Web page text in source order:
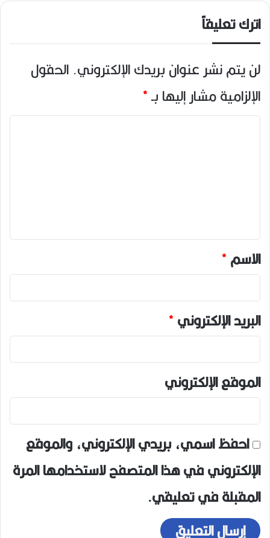
اترك تعليقاً
لن يتم نشر عنوان بريدك الإلكتروني. الحقول
الإلزامية مشار إليها بـ*
ا
ق
*
الاسم*
البريد الإلكتروني*
الموقع الإلكتروني
احفظ اسمي، بريدي الإلكتروني، والموقع
الإلكتروني في هذا المتصفح لاستخدامها المرة
المقبلة في تعليقي.